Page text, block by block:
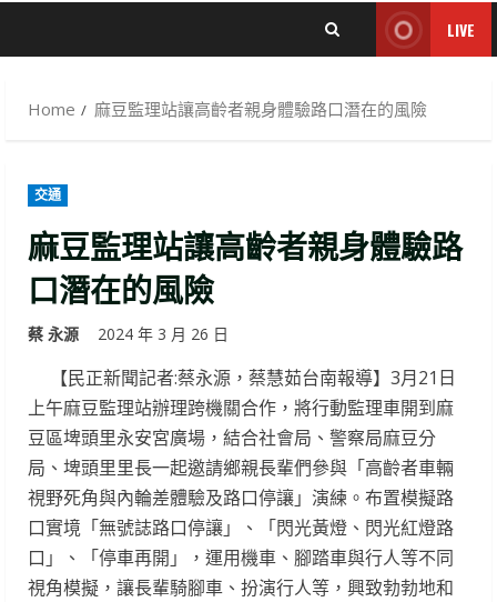
LIVE
Home 麻豆監理站讓高齡者親身體驗路口潛在的風險
交通
麻豆監理站讓高齡者親身體驗路
口潛在的風險
蔡 永源 2024 年 3 月 26 日
【民正新聞記者:蔡永源，蔡慧茹台南報導】3月21日
上午麻豆監理站辦理跨機關合作，將行動監理車開到麻
豆區埤頭里永安宮廣場，結合社會局、警察局麻豆分
局、埤頭里里長一起邀請鄉親長輩們參與「高齡者車輛
視野死角與內輪差體驗及路口停讓」演練。布置模擬路
口實境「無號誌路口停讓」、「閃光黃燈、閃光紅燈路
口」、「停車再開」，運用機車、腳踏車與行人等不同
視角模擬，讓長輩騎腳車、扮演行人等，興致勃勃地和